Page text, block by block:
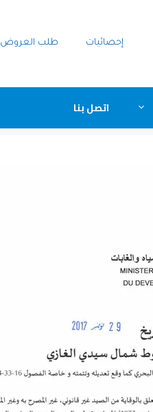
إحصائيات طلب العروض
اتصل بنا